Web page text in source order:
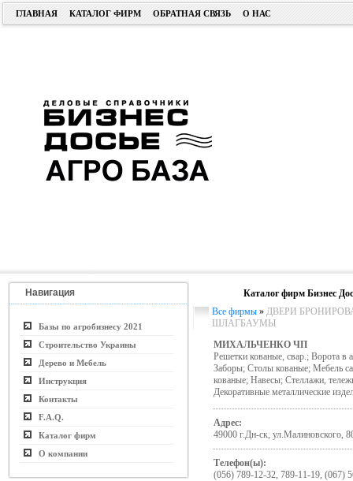
ГЛАВНАЯ КАТАЛОГ ФИРМ ОБРАТНАЯ СВЯЗЬ О НАС
Навигация
Базы по агробизнесу 2021
Строительство Украины
Дерево и Мебель
Инструкция
Контакты
F.A.Q.
Каталог фирм
О компании
Каталог фирм Бизнес
Все фирмы » ДВЕРИ
ШЛАГБАУМЫ
МИХАЛЬЧЕНКО ЧП
Решетки кованые, свар.; Ворота в
Заборы; Столы кованые; Мебель
кованые; Навесы; Стеллажи,
Декоративные металлические
Адрес:
49000 г.Дн-ск, ул.Малиновского,
Телефон(ы):
(056) 789-12-32, 789-11-19, (067)